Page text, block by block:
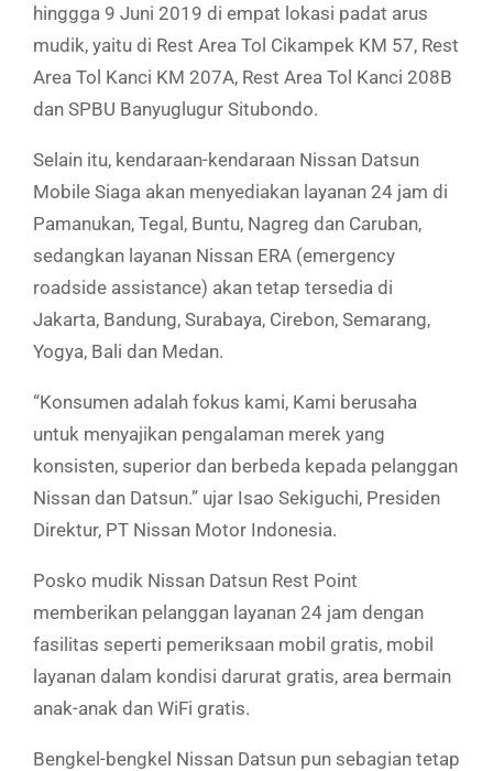
hinggga 9 Juni 2019 di empat lokasi padat arus
mudik, yaitu di Rest Area Tol Cikampek KM 57, Rest
Area Tol Kanci KM 207A, Rest Area Tol Kanci 208B
dan SPBU Banyuglugur Situbondo.
Selain itu, kendaraan-kendaraan Nissan Datsun
Mobile Siaga akan menyediakan layanan 24 jam di
Pamanukan, Tegal, Buntu, Nagreg dan Caruban,
sedangkan layanan Nissan ERA (emergency
roadside assistance) akan tetap tersedia di
Jakarta, Bandung, Surabaya, Cirebon, Semarang,
Yogya, Bali dan Medan.
“Konsumen adalah fokus kami, Kami berusaha
untuk menyajikan pengalaman merek yang
konsisten, superior dan berbeda kepada pelanggan
Nissan dan Datsun.” ujar Isao Sekiguchi, Presiden
Direktur, PT Nissan Motor Indonesia.
Posko mudik Nissan Datsun Rest Point
memberikan pelanggan layanan 24 jam dengan
fasilitas seperti pemeriksaan mobil gratis, mobil
layanan dalam kondisi darurat gratis, area bermain
anak-anak dan WiFi gratis.
Bengkel-bengkel Nissan Datsun pun sebagian tetap